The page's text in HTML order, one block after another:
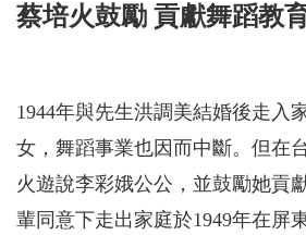
蔡培火鼓勵 貢獻舞蹈教
1944年與先生洪調美結婚後走入
女，舞蹈事業也因而中斷。但在
火遊說李彩娥公公，並鼓勵她貢
輩同意下走出家庭於1949年在屏